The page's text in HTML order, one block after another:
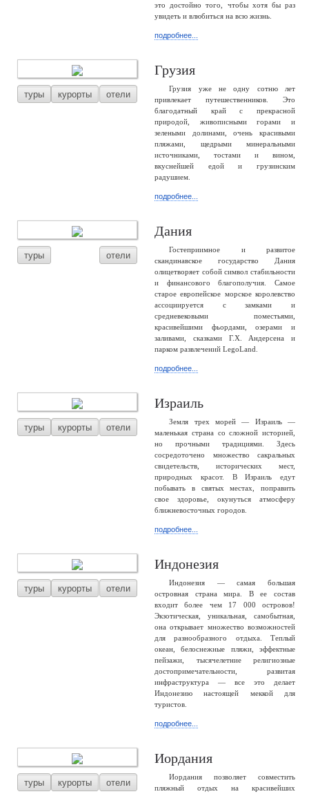
это достойно того, чтобы хотя бы раз
увидеть и влюбиться на всю жизнь.
подробнее...
туры курорты отели
Грузия
Грузия уже не одну сотню лет
привлекает путешественников. Это
благодатный край с прекрасной
природой, живописными горами и
зелеными долинами, очень красивыми
пляжами, щедрыми минеральными
источниками, тостами и вином,
вкуснейшей едой и грузинским
радушием.
подробнее...
туры отели
Дания
Гостеприимное и развитое
скандинавское государство Дания
олицетворяет собой символ стабильности
и финансового благополучия. Самое
старое европейское морское королевство
ассоциируется с замками и
средневековыми поместьями,
красивейшими фьордами, озерами и
заливами, сказками Г.Х. Андерсена и
парком развлечений LegoLand.
подробнее...
туры курорты отели
Израиль
Земля трех морей — Израиль —
маленькая страна со сложной историей,
но прочными традициями. Здесь
сосредоточено множество сакральных
свидетельств, исторических мест,
природных красот. В Израиль едут
побывать в святых местах, поправить
свое здоровье, окунуться атмосферу
ближневосточных городов.
подробнее...
туры курорты отели
Индонезия
Индонезия — самая большая
островная страна мира. В ее состав
входит более чем 17 000 островов!
Экзотическая, уникальная, самобытная,
она открывает множество возможностей
для разнообразного отдыха. Теплый
океан, белоснежные пляжи, эффектные
пейзажи, тысячелетние религиозные
достопримечательности, развитая
инфраструктура — все это делает
Индонезию настоящей меккой для
туристов.
подробнее...
туры курорты отели
Иордания
Иордания позволяет совместить
пляжный отдых на красивейших